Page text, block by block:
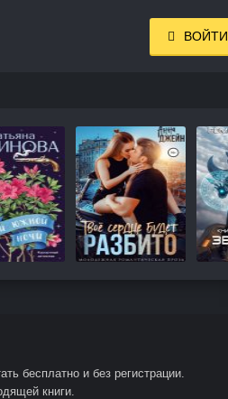
бесплатно и без регистрации.
книги.
ВОЙТИ